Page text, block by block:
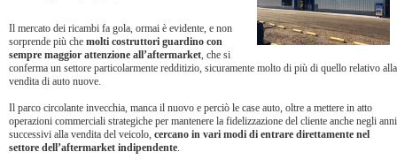
Il mercato dei ricambi fa gola, ormai è evidente, e non
sorprende più che molti costruttori guardino con
sempre maggior attenzione all’aftermarket, che si
conferma un settore particolarmente redditizio, sicuramente molto di più di quello relativo alla
vendita di auto nuove.
Il parco circolante invecchia, manca il nuovo e perciò le case auto, oltre a mettere in atto
operazioni commerciali strategiche per mantenere la fidelizzazione del cliente anche negli anni
successivi alla vendita del veicolo, cercano in vari modi di entrare direttamente nel
settore dell’aftermarket indipendente.